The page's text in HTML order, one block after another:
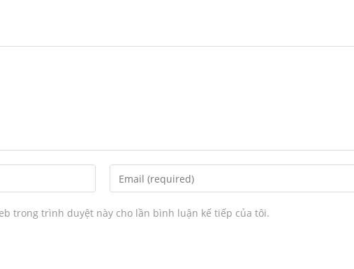
trong trình duyệt này cho lần bình luận kế tiếp của tôi.